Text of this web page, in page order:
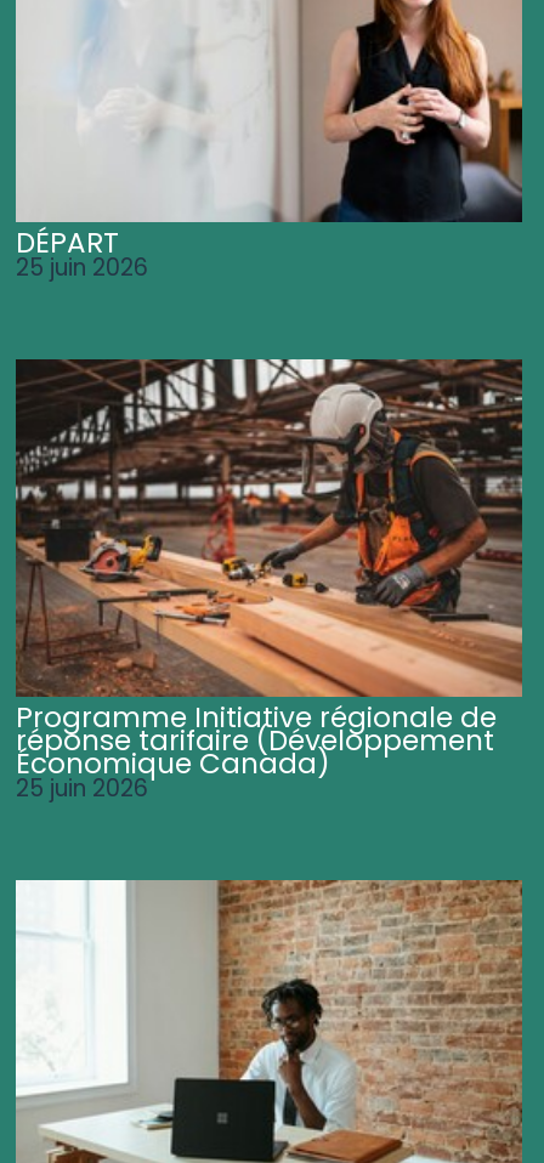
DÉPART
25 juin 2026
Programme Initiative régionale de
réponse tarifaire (Développement
Économique Canada)
25 juin 2026